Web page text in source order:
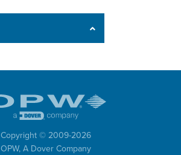
Copyright © 2009-2026
OPW, A Dover Company